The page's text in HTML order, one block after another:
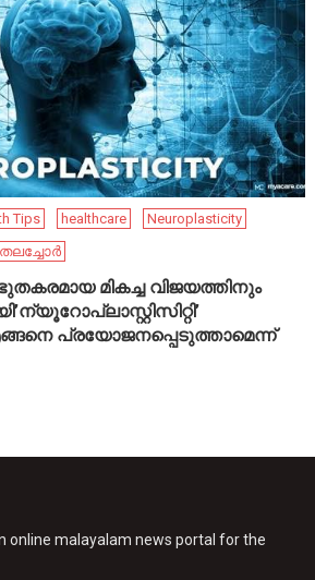
Tips healthcare
Neuroplasticity
തലച്ചോർ
മികച്ച വിജയത്തിനും
പ്രയോജനപ്പെടുത്താമെന്ന്
online malayalam news portal for the